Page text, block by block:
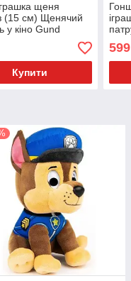
щеня
(15 см) Щенячий
у кіно Gund
Купити
599